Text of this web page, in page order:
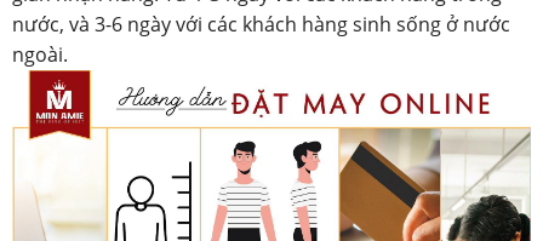
nước, và 3-6 ngày với các khách hàng sinh sống ở nước
ngoài.